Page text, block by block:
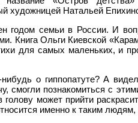
художницей Натальей
годом семьи в России. И
Книга Ольги Киевской
для самых маленьких, и
о гиппопатуте? А
смогли познакомиться с
может прийти
именно к таким